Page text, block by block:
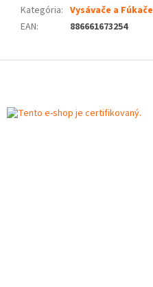
Kategória: Vysávače a Fúkače
EAN: 886661673254